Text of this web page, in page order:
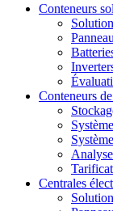
Conteneurs
Conteneurs
Centrales